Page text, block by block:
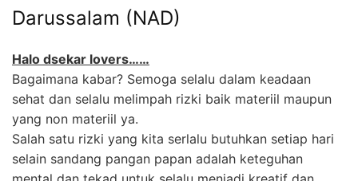
Darussalam (NAD)
Halo dsekar lovers……
Bagaimana kabar? Semoga selalu dalam keadaan
sehat dan selalu melimpah rizki baik materiil maupun
yang non materiil ya.
Salah satu rizki yang kita serlalu butuhkan setiap hari
selain sandang pangan papan adalah keteguhan